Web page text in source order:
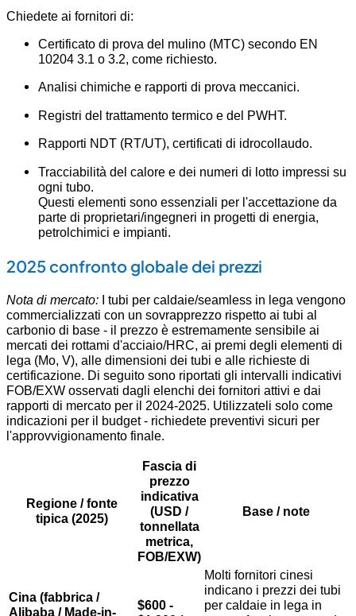
Chiedete ai fornitori di:
Certificato di prova del mulino (MTC) secondo EN
10204 3.1 o 3.2, come richiesto.
Analisi chimiche e rapporti di prova meccanici.
Registri del trattamento termico e del PWHT.
Rapporti NDT (RT/UT), certificati di idrocollaudo.
Tracciabilità del calore e dei numeri di lotto impressi su
ogni tubo.
Questi elementi sono essenziali per l'accettazione da
parte di proprietari/ingegneri in progetti di energia,
petrolchimici e impianti.
2025 confronto globale dei prezzi
Nota di mercato: I tubi per caldaie/seamless in lega vengono
commercializzati con un sovrapprezzo rispetto ai tubi al
carbonio di base - il prezzo è estremamente sensibile ai
mercati dei rottami d'acciaio/HRC, ai premi degli elementi di
lega (Mo, V), alle dimensioni dei tubi e alle richieste di
certificazione. Di seguito sono riportati gli intervalli indicativi
FOB/EXW osservati dagli elenchi dei fornitori attivi e dai
rapporti di mercato per il 2024-2025. Utilizzateli solo come
indicazioni per il budget - richiedete preventivi sicuri per
l'approvvigionamento finale.
Regione / fonte
tipica (2025)
Fascia di
prezzo
indicativa
(USD /
tonnellata
metrica,
FOB/EXW)
Base / note
Cina (fabbrica /
Alibaba / Made-in-
$600 -
Molti fornitori cinesi
indicano i prezzi dei tubi
per caldaie in lega in